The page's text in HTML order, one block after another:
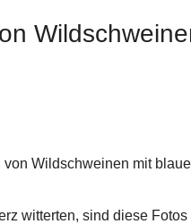
Wildschweinen mit
witterten, sind diese